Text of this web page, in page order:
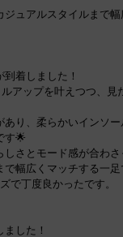
ュアルスタイルまで
着しました！
アップを叶えつつ、見
あり、柔らかいインソ
す🌟
しさとモード感が合わ
幅広くマッチする一足
で丁度良かったです。
した！